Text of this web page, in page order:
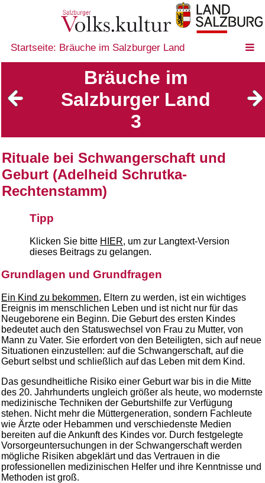
Startseite: Bräuche im Salzburger Land
Bräuche im
Salzburger Land
3
Rituale bei Schwangerschaft und
Geburt (Adelheid Schrutka-
Rechtenstamm)
Tipp
Klicken Sie bitte HIER, um zur Langtext-Version
dieses Beitrags zu gelangen.
Grundlagen und Grundfragen
Ein Kind zu bekommen, Eltern zu werden, ist ein wichtiges
Ereignis im menschlichen Leben und ist nicht nur für das
Neugeborene ein Beginn. Die Geburt des ersten Kindes
bedeutet auch den Statuswechsel von Frau zu Mutter, von
Mann zu Vater. Sie erfordert von den Beteiligten, sich auf neue
Situationen einzustellen: auf die Schwangerschaft, auf die
Geburt selbst und schließlich auf das Leben mit dem Kind.
Das gesundheitliche Risiko einer Geburt war bis in die Mitte
des 20. Jahrhunderts ungleich größer als heute, wo modernste
medizinische Techniken der Geburtshilfe zur Verfügung
stehen. Nicht mehr die Müttergeneration, sondern Fachleute
wie Ärzte oder Hebammen und verschiedenste Medien
bereiten auf die Ankunft des Kindes vor. Durch festgelegte
Vorsorgeuntersuchungen in der Schwangerschaft werden
mögliche Risiken abgeklärt und das Vertrauen in die
professionellen medizinischen Helfer und ihre Kenntnisse und
Methoden ist groß.